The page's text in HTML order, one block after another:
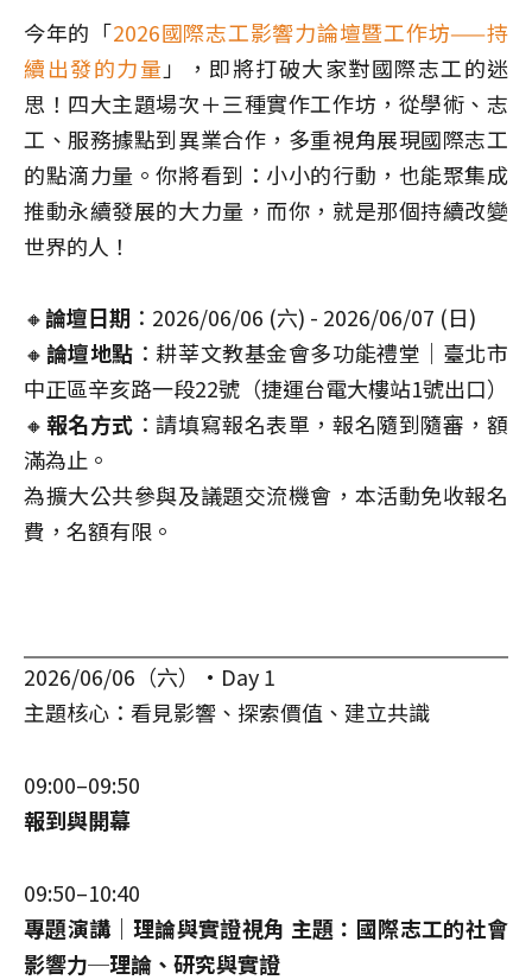
今年的「2026國際志工影響力論壇暨工作坊——持
續出發的力量 」，即將打破大家對國際志工的迷
思！四大主題場次＋三種實作工作坊，從學術、志
工、服務據點到異業合作，多重視角展現國際志工
的點滴力量。你將看到：小小的行動，也能聚集成
推動永續發展的大力量，而你，就是那個持續改變
世界的人！
🔸論壇日期 ：2026/06/06 (六) - 2026/06/07 (日)
🔸 論壇地點 ：耕莘文教基金會多功能禮堂｜臺北市
中正區辛亥路一段22號（捷運台電大樓站1號出口）
🔸報名方式 ：請填寫報名表單，報名隨到隨審，額
滿為止。
為擴大公共參與及議題交流機會，本活動免收報名
費，名額有限。
2026/06/06（六）·Day 1
主題核心：看見影響、探索價值、建立共識
09:00–09:50
報到與開幕
09:50–10:40
專題演講｜理論與實證視角 主題：國際志工的社會
影響力─理論、研究與實證